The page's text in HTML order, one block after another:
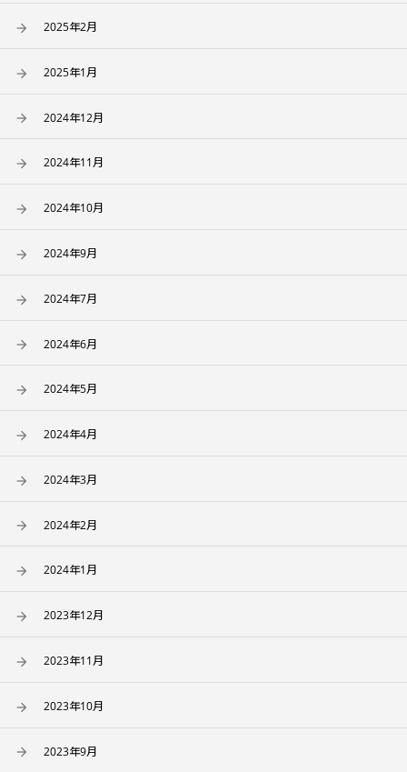
2025年2月
2025年1月
2024年12月
2024年11月
2024年10月
2024年9月
2024年7月
2024年6月
2024年5月
2024年4月
2024年3月
2024年2月
2024年1月
2023年12月
2023年11月
2023年10月
2023年9月